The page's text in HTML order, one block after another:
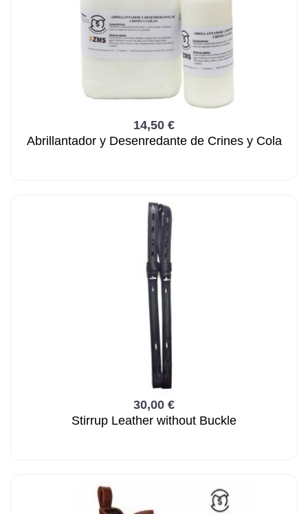
14,50 €
Abrillantador y Desenredante de Crines y Cola
30,00 €
Stirrup Leather without Buckle